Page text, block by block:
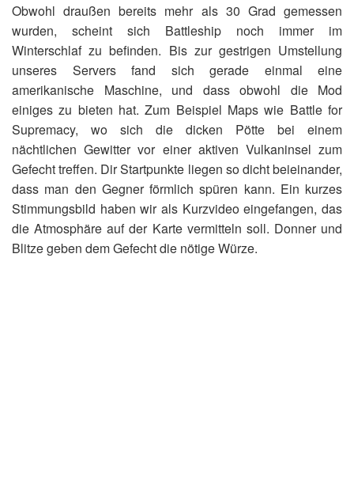
Obwohl draußen bereits mehr als 30 Grad gemessen
wurden, scheint sich Battleship noch immer im
Winterschlaf zu befinden. Bis zur gestrigen Umstellung
unseres Servers fand sich gerade einmal eine
amerikanische Maschine, und dass obwohl die Mod
einiges zu bieten hat. Zum Beispiel Maps wie Battle for
Supremacy, wo sich die dicken Pötte bei einem
nächtlichen Gewitter vor einer aktiven Vulkaninsel zum
Gefecht treffen. Dir Startpunkte liegen so dicht beieinander,
dass man den Gegner förmlich spüren kann. Ein kurzes
Stimmungsbild haben wir als Kurzvideo eingefangen, das
die Atmosphäre auf der Karte vermitteln soll. Donner und
Blitze geben dem Gefecht die nötige Würze.